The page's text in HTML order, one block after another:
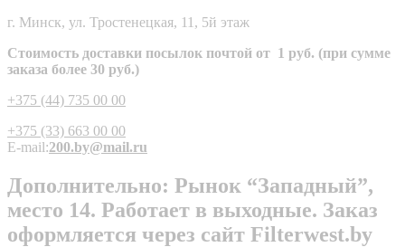
г. Минск, ул. Тростенецкая, 11, 5й этаж
Стоимость доставки посылок почтой от 1 руб. (при сумме
заказа более 30 руб.)
+375 (44) 735 00 00
+375 (33) 663 00 00
E-mail:200.by@mail.ru
Дополнительно: Рынок “Западный”,
место 14. Работает в выходные. Заказ
оформляется через сайт Filterwest.by